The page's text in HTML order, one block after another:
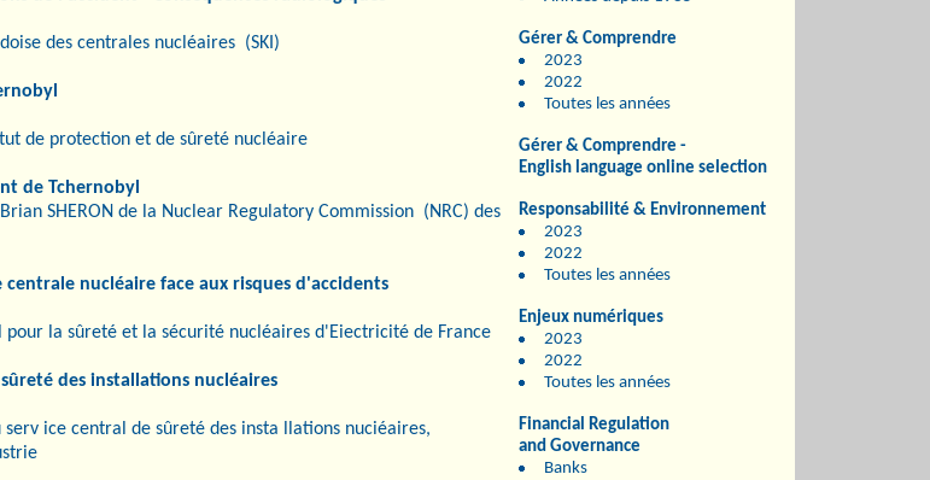
Gérer & Comprendre
2023
2022
Toutes les années
Gérer & Comprendre -
English language online selection
Responsabilité & Environnement
2023
2022
Toutes les années
Enjeux numériques
2023
2022
Toutes les années
Financial Regulation
and Governance
Banks
des centrales nucléaires (SKI)
de protection et de sûreté nucléaire
de Tchernobyl
Brian SHERON de la Nuclear Regulatory Commission (NRC) des
centrale nucléaire face aux risques d'accidents
pour la sûreté et la sécurité nucléaires d'Eiectricité de France
des installations nucléaires
ice central de sûreté des insta llations nuciéaires,